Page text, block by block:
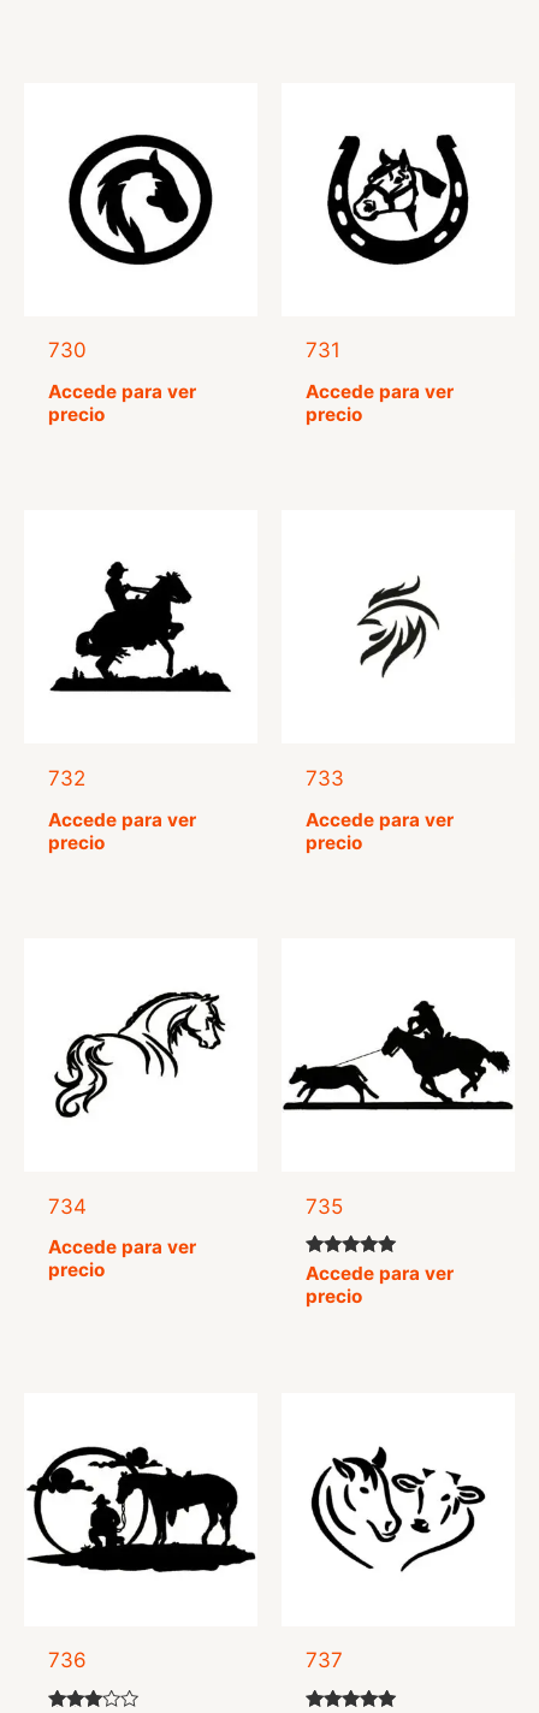
730
Accede para ver
precio
731
Accede para ver
precio
732
Accede para ver
precio
733
Accede para ver
precio
734
Accede para ver
precio
735
Valorado
con
5.00
Accede para ver
precio
736 737